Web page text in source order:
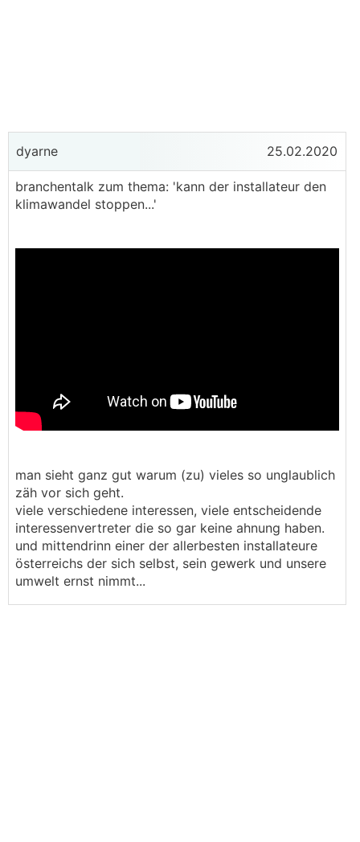
dyarne 25.02.2020
branchentalk zum thema: 'kann der installateur den
klimawandel stoppen...'
man sieht ganz gut warum (zu) vieles so unglaublich
zäh vor sich geht.
viele verschiedene interessen, viele entscheidende
interessenvertreter die so gar keine ahnung haben.
und mittendrinn einer der allerbesten installateure
österreichs der sich selbst, sein gewerk und unsere
umwelt ernst nimmt...